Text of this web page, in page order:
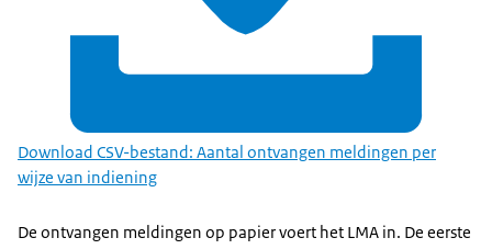
Download CSV-bestand: Aantal ontvangen meldingen per
wijze van indiening
De ontvangen meldingen op papier voert het LMA in. De eerste